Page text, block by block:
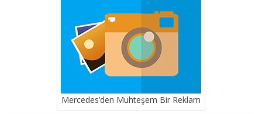
Mercedes’den Muhteşem Bir Reklam